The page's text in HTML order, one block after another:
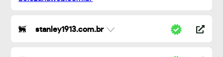
stanley1913.com.br